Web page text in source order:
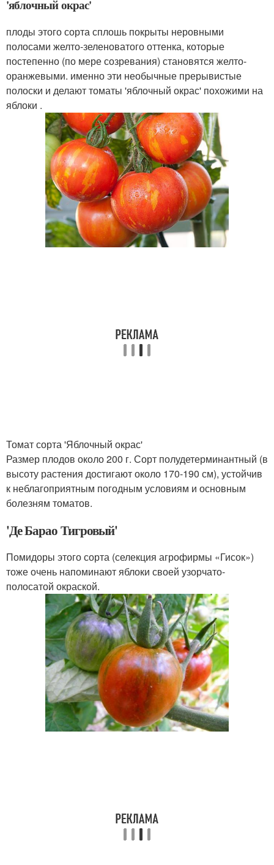
'яблочный окрас'
плоды этого сорта сплошь покрыты неровными
полосами желто-зеленоватого оттенка, которые
постепенно (по мере созревания) становятся желто-
оранжевыми. именно эти необычные прерывистые
полоски и делают томаты 'яблочный окрас' похожими на
яблоки .
Томат сорта 'Яблочный окрас'
Размер плодов около 200 г. Сорт полудетерминантный (в
высоту растения достигают около 170-190 см), устойчив
к неблагоприятным погодным условиям и основным
болезням томатов.
'Де Барао Тигровый'
Помидоры этого сорта (селекция агрофирмы «Гисок»)
тоже очень напоминают яблоки своей узорчато-
полосатой окраской.